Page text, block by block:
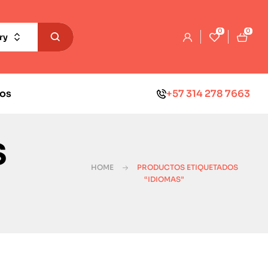
0 0
+57 314 278 7663
HOME
PRODUCTOS ETIQUETADOS
“IDIOMAS”